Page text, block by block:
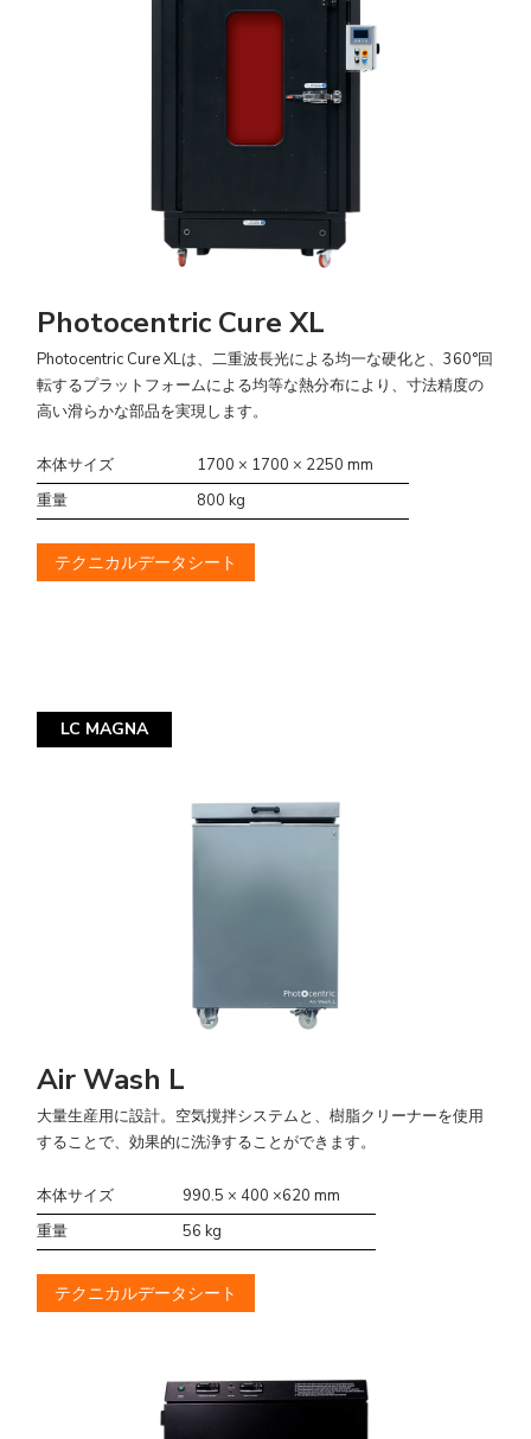
Photocentric Cure XL
Photocentric Cure XLは、二重波長光による均一な硬化と、360°回
転するプラットフォームによる均等な熱分布により、寸法精度の
高い滑らかな部品を実現します。
本体サイズ
1700 × 1700 × 2250 mm
重量
800 kg
テクニカルデータシート
LC MAGNA
Air Wash L
大量生産用に設計。空気撹拌システムと、樹脂クリーナーを使用
することで、効果的に洗浄することができます。
本体サイズ
990.5 × 400 ×620 mm
重量
56 kg
テクニカルデータシート